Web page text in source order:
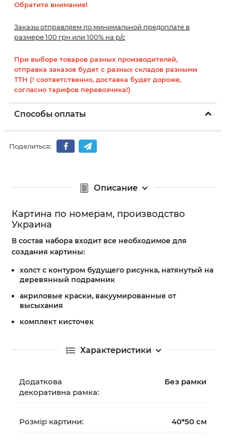
Обратите внимание!
Заказы отправляем по минимальной предоплате в
размере 100 грн или 100% на р/с
При выборе товаров разных производителей,
отправка заказов будет с разных складов разными
ТТН (! соответственно, доставка будет дороже,
согласно тарифов перевозчика!)
Способы оплаты
Поделиться:
Описание
Картина по номерам, производство
Украина
В состав набора входит все необходимое для
создания картины:
холст с контуром будущего рисунка, натянутый на
деревянный подрамник
акриловые краски, вакуумированные от
высыхания
комплект кисточек
Характеристики
Додаткова
декоративна рамка:
Без рамки
Розмір картини: 40*50 см